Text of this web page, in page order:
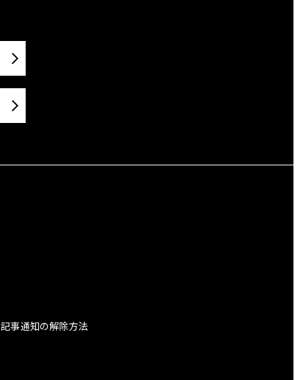
記事通知の解除方法